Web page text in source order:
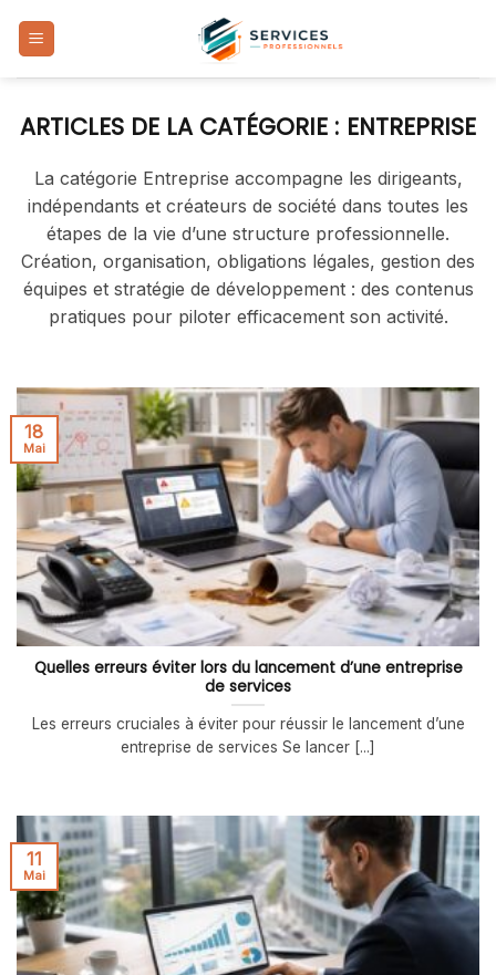
ENTREPRISE
La catégorie Entreprise accompagne les dirigeants,
indépendants et créateurs de société dans toutes les
étapes de la vie d’une structure professionnelle.
Création, organisation, obligations légales, gestion des
équipes et stratégie de développement : des contenus
pratiques pour piloter efficacement son activité.
Quelles erreurs éviter lors du lancement d’une entreprise
de services
Les erreurs cruciales à éviter pour réussir le lancement d’une
entreprise de services Se lancer [...]
18
Mai
11
Mai